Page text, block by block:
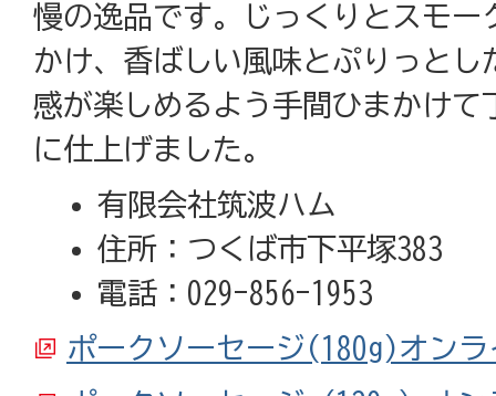
慢の逸品です。じっくりとスモー
かけ、香ばしい風味とぷりっとし
感が楽しめるよう手間ひまかけて
に仕上げました。
有限会社筑波ハム
住所：つくば市下平塚383
電話：029-856-1953
ポークソーセージ(180g)オン